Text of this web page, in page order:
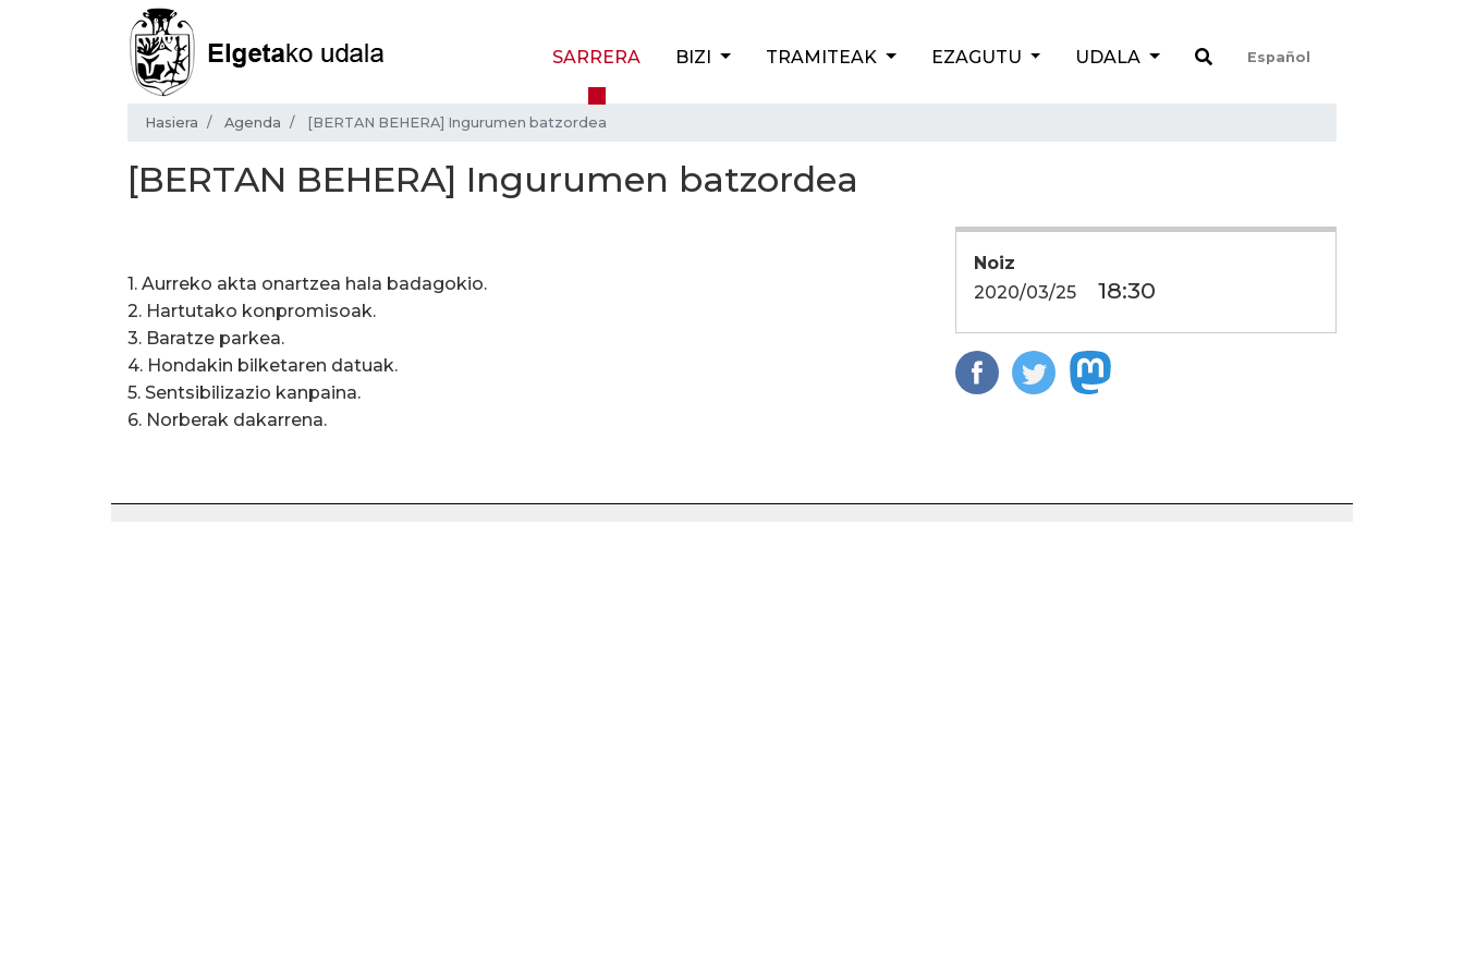
SARRERA BIZI TRAMITEAK EZAGUTU UDALA Español
Hasiera Agenda [BERTAN BEHERA] Ingurumen batzordea
[BERTAN BEHERA] Ingurumen batzordea
Noiz
2020/03/25
18:30
1. Aurreko akta onartzea hala badagokio.
2. Hartutako konpromisoak.
3. Baratze parkea.
4. Hondakin bilketaren datuak.
5. Sentsibilizazio kanpaina.
6. Norberak dakarrena.